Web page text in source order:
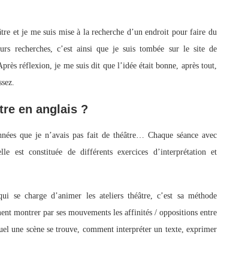
et je me suis mise à la recherche d’un endroit pour faire du
recherches, c’est ainsi que je suis tombée sur le site de
réflexion, je me suis dit que l’idée était bonne, après tout,
en anglais ?
que je n’avais pas fait de théâtre… Chaque séance avec
est constituée de différents exercices d’interprétation et
se charge d’animer les ateliers théâtre, c’est sa méthode
montrer par ses mouvements les affinités / oppositions entre
une scène se trouve, comment interpréter un texte, exprimer